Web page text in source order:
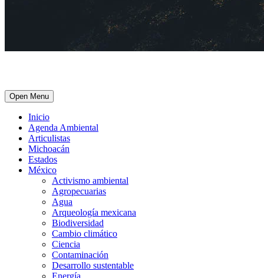
Open Menu
Inicio
Agenda Ambiental
Articulistas
Michoacán
Estados
México
Activismo ambiental
Agropecuarias
Agua
Arqueología mexicana
Biodiversidad
Cambio climático
Ciencia
Contaminación
Desarrollo sustentable
Energía